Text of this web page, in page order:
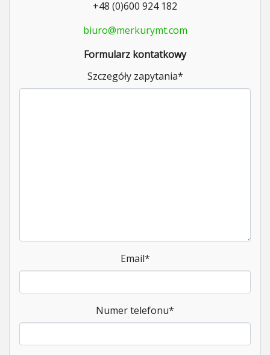
+48 (0)600 924 182
biuro@merkurymt.com
Formularz kontatkowy
Szczegóły zapytania*
Email*
Numer telefonu*